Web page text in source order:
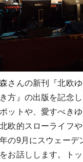
さんの新刊『北欧
方』の出版を記念
ットや、愛すべき
欧的スローライフ
の9月にスウェーデ
お話しします。ト